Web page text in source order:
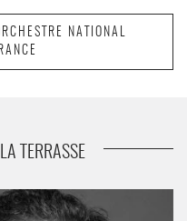
NATIONAL
TERRASSE
d’Or de Dai Fujikura -